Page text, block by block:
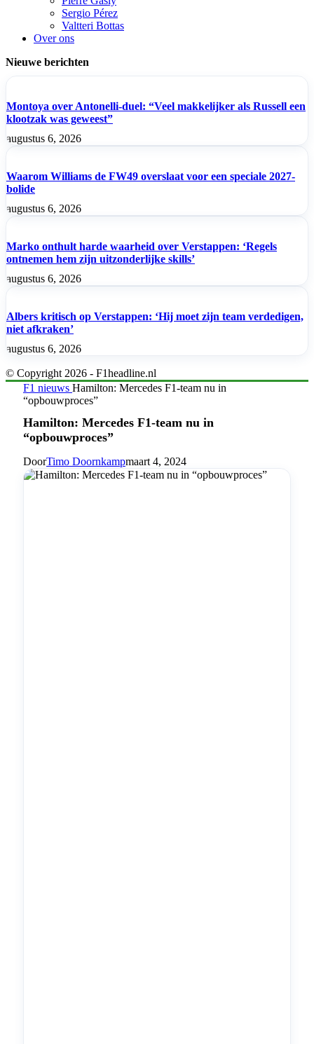
Sergio Pérez
Valtteri Bottas
Over ons
Nieuwe berichten
Montoya over Antonelli-duel: “Veel makkelijker als Russell een
klootzak was geweest”
augustus 6, 2026
Waarom Williams de FW49 overslaat voor een speciale 2027-
bolide
augustus 6, 2026
Marko onthult harde waarheid over Verstappen: ‘Regels
ontnemen hem zijn uitzonderlijke skills’
augustus 6, 2026
Albers kritisch op Verstappen: ‘Hij moet zijn team verdedigen,
niet afkraken’
augustus 6, 2026
© Copyright 2026 - F1headline.nl
F1 nieuws Hamilton: Mercedes F1-team nu in
“opbouwproces”
Hamilton: Mercedes F1-team nu in
“opbouwproces”
DoorTimo Doornkampmaart 4, 2024